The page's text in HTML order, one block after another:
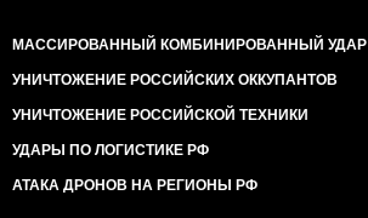
МАССИРОВАННЫЙ КОМБИНИРОВАННЫЙ УДАР
УНИЧТОЖЕНИЕ РОССИЙСКИХ ОККУПАНТОВ
УНИЧТОЖЕНИЕ РОССИЙСКОЙ ТЕХНИКИ
УДАРЫ ПО ЛОГИСТИКЕ РФ
АТАКА ДРОНОВ НА РЕГИОНЫ РФ